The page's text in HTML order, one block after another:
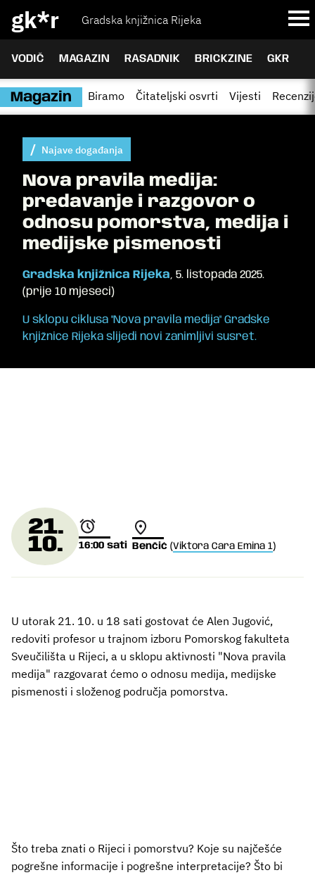
gk*r Gradska knjižnica Rijeka
VODIČ MAGAZIN RASADNIK BRICKZINE GKR
Magazin Biramo Čitateljski osvrti Vijesti
Najave događanja
Nova pravila medija:
predavanje i razgovor o
odnosu pomorstva, medija i
medijske pismenosti
Gradska knjižnica Rijeka, 5. listopada 2025.
(prije 10 mjeseci)
U sklopu ciklusa "Nova pravila medija" Gradske
knjižnice Rijeka slijedi novi zanimljivi susret.
21.
10. 16:00 sati Benčić (Viktora Cara Emina 1)
U utorak 21. 10. u 18 sati gostovat će Alen Jugović,
redoviti profesor u trajnom izboru Pomorskog fakulteta
Sveučilišta u Rijeci, a u sklopu aktivnosti "Nova pravila
medija" razgovarat ćemo o odnosu medija, medijske
pismenosti i složenog područja pomorstva.
Što treba znati o Rijeci i pomorstvu? Koje su najčešće
pogrešne informacije i pogrešne interpretacije? Što bi